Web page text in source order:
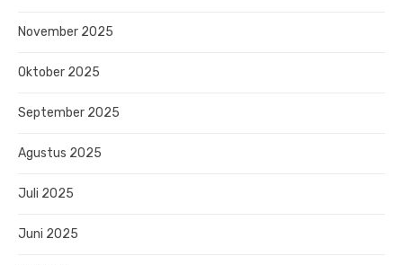
November 2025
Oktober 2025
September 2025
Agustus 2025
Juli 2025
Juni 2025